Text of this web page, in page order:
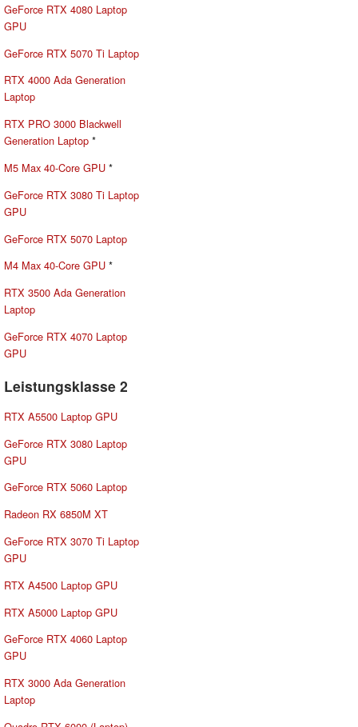
GeForce RTX 4080 Laptop
GPU
GeForce RTX 5070 Ti Laptop
RTX 4000 Ada Generation
Laptop
RTX PRO 3000 Blackwell
Generation Laptop *
M5 Max 40-Core GPU *
GeForce RTX 3080 Ti Laptop
GPU
GeForce RTX 5070 Laptop
M4 Max 40-Core GPU *
RTX 3500 Ada Generation
Laptop
GeForce RTX 4070 Laptop
GPU
Leistungsklasse 2
RTX A5500 Laptop GPU
GeForce RTX 3080 Laptop
GPU
GeForce RTX 5060 Laptop
Radeon RX 6850M XT
GeForce RTX 3070 Ti Laptop
GPU
RTX A4500 Laptop GPU
RTX A5000 Laptop GPU
GeForce RTX 4060 Laptop
GPU
RTX 3000 Ada Generation
Laptop